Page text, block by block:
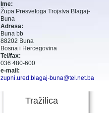
Ime:
Župa Presvetoga Trojstva Blagaj-
Buna
Adresa:
Buna bb
88202 Buna
Bosna i Hercegovina
Tel/fax:
036 480-600
e-mail:
zupni.ured.blagaj-buna@tel.net.ba
Tražilica